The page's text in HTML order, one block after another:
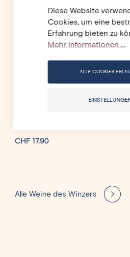
Alle Weine des Winzers
CHF 17.90
Diese Website
Cookies, um eine
Erfahrung bieten zu
Mehr Informationen ...
ALLE COOKIES